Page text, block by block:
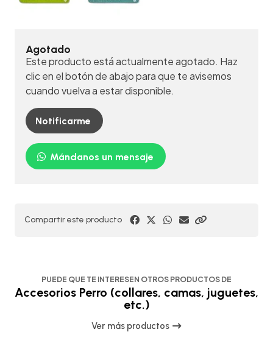
Agotado
Este producto está actualmente agotado. Haz
clic en el botón de abajo para que te avisemos
cuando vuelva a estar disponible.
Notificarme
Mándanos un mensaje
Compartir este producto
PUEDE QUE TE INTERESEN OTROS PRODUCTOS DE
Accesorios Perro (collares, camas, juguetes,
etc.)
Ver más productos